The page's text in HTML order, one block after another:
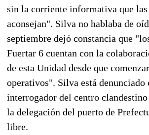
sin la corriente informativa que
aconsejan". Silva no hablaba de
septiembre dejó constancia que
Fuertar 6 cuentan con la
de esta Unidad desde que
operativos". Silva está denunciado
interrogador del centro
la delegación del puerto de
libre.